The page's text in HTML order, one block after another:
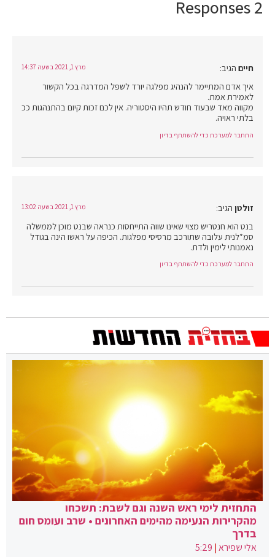
2 Responses
חיים הגיב: מרץ 1, 2021 בשעה 14:37
איך אדם המתיימר להנהיג מפלגה יורד לשפל המדרגה בכל הקשור
לאמירת אמת.
מקווה מאד שבעוד חודש תהיו היסטוריה. אין לכם זכות קיום בהתנהגות ככ
בלתי ראויה.
התחבר למערכת כדי להשתתף בדיון
זולטן הגיב: מרץ 1, 2021 בשעה 13:02
בנט הוא חנטריש מצוי שאינו שווה התייחסות כנראה שבנט מוכן לממשלה
סמ*לנית עלובה שתורכב מרסיסי מפלגות. הכיפה על ראשו הינה בגודל
נאמנותי לימין ולדת.
התחבר למערכת כדי להשתתף בדיון
התחזית לימי ראש השנה וגם לשבת: תשכחו
מהקרירות הנעימה מהימים האחרונים • שרב ועומס חום
בדרך
אלי שפירא|
5:29